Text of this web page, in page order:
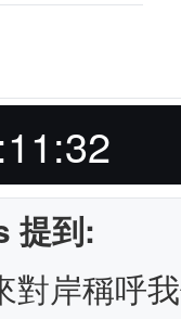
提到:
對岸稱呼